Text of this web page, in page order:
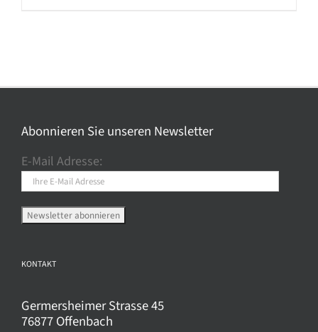
Abonnieren Sie unseren Newsletter
E-Mail Adresse:
KONTAKT
Germersheimer Strasse 45
76877 Offenbach